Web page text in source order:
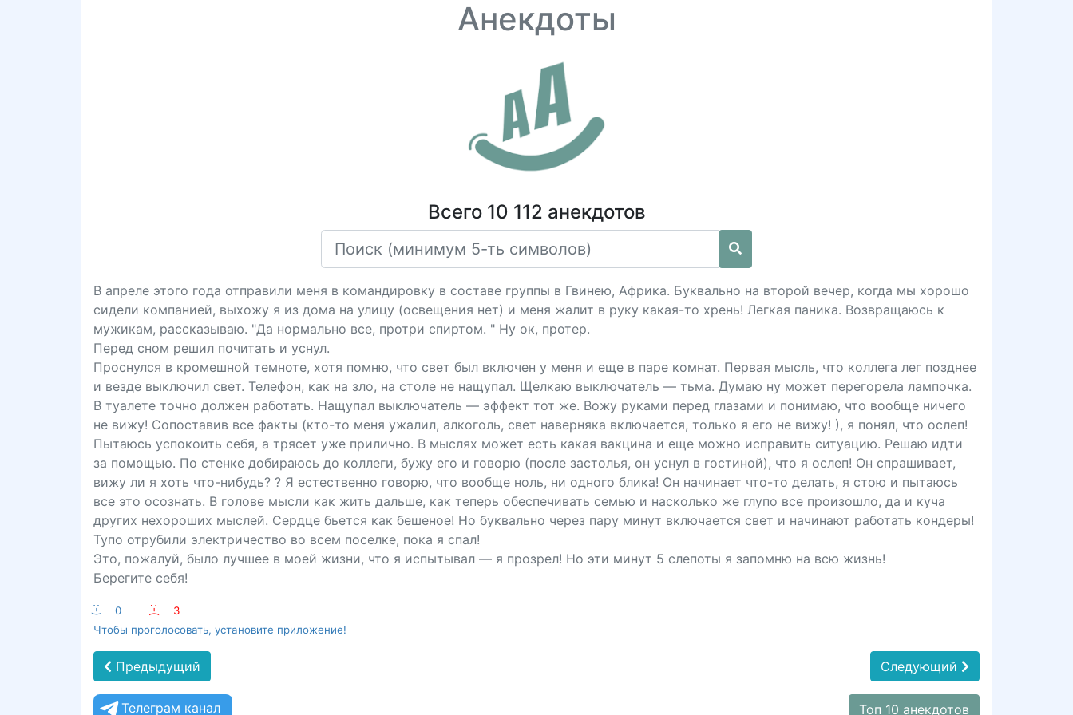
Анекдоты
Всего 10 112 анекдотов
В апреле этого года отправили меня в командировку в составе группы в Гвинею, Африка. Буквально на второй вечер, когда мы хорошо
сидели компанией, выхожу я из дома на улицу (освещения нет) и меня жалит в руку какая-то хрень! Легкая паника. Возвращаюсь к
мужикам, рассказываю. "Да нормально все, протри спиртом. " Ну ок, протер.
Перед сном решил почитать и уснул.
Проснулся в кромешной темноте, хотя помню, что свет был включен у меня и еще в паре комнат. Первая мысль, что коллега лег позднее
и везде выключил свет. Телефон, как на зло, на столе не нащупал. Щелкаю выключатель — тьма. Думаю ну может перегорела лампочка.
В туалете точно должен работать. Нащупал выключатель — эффект тот же. Вожу руками перед глазами и понимаю, что вообще ничего
не вижу! Сопоставив все факты (кто-то меня ужалил, алкоголь, свет наверняка включается, только я его не вижу! ), я понял, что ослеп!
Пытаюсь успокоить себя, а трясет уже прилично. В мыслях может есть какая вакцина и еще можно исправить ситуацию. Решаю идти
за помощью. По стенке добираюсь до коллеги, бужу его и говорю (после застолья, он уснул в гостиной), что я ослеп! Он спрашивает,
вижу ли я хоть что-нибудь? ? Я естественно говорю, что вообще ноль, ни одного блика! Он начинает что-то делать, я стою и пытаюсь
все это осознать. В голове мысли как жить дальше, как теперь обеспечивать семью и насколько же глупо все произошло, да и куча
других нехороших мыслей. Сердце бьется как бешеное! Но буквально через пару минут включается свет и начинают работать кондеры!
Тупо отрубили электричество во всем поселке, пока я спал!
Это, пожалуй, было лучшее в моей жизни, что я испытывал — я прозрел! Но эти минут 5 слепоты я запомню на всю жизнь!
Берегите себя!
:-) 0 :-(
3
Чтобы проголосовать, установите приложение!
Предыдущий Следующий
Телеграм канал Топ 10 анекдотов